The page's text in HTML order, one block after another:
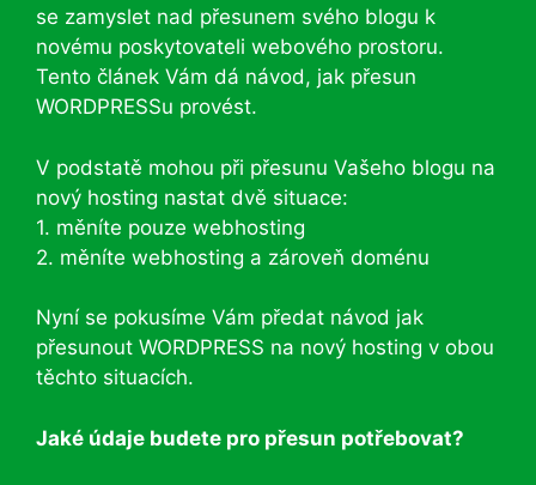
se zamyslet nad přesunem svého blogu k
novému poskytovateli webového prostoru.
Tento článek Vám dá návod, jak přesun
WORDPRESSu provést.
V podstatě mohou při přesunu Vašeho blogu na
nový hosting nastat dvě situace:
1. měníte pouze webhosting
2. měníte webhosting a zároveň doménu
Nyní se pokusíme Vám předat návod jak
přesunout WORDPRESS na nový hosting v obou
těchto situacích.
Jaké údaje budete pro přesun potřebovat?